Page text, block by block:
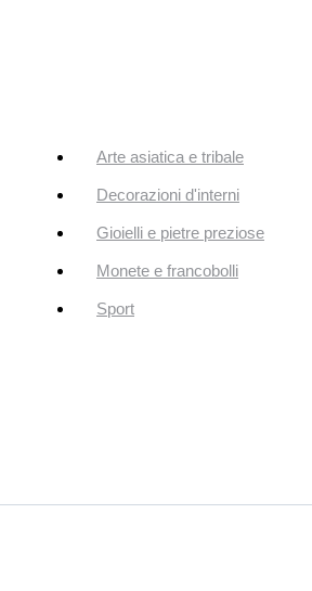
Arte asiatica e tribale
Decorazioni d'interni
Gioielli e pietre preziose
Monete e francobolli
Sport